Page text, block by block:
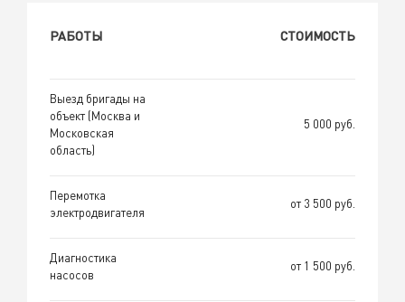
РАБОТЫ СТОИМОСТЬ
Выезд бригады на
объект (Москва и
Московская
область)
5 000 руб.
Перемотка
электродвигателя
от 3 500 руб.
Диагностика
насосов
от 1 500 руб.